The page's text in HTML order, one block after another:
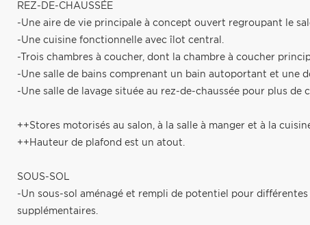
REZ-DE-CHAUSSÉE
-Une aire de vie principale à concept ouvert regroupant le
-Une cuisine fonctionnelle avec îlot central.
-Trois chambres à coucher, dont la chambre à coucher
-Une salle de bains comprenant un bain autoportant et une
-Une salle de lavage située au rez-de-chaussée pour plus de
++Stores motorisés au salon, à la salle à manger et à la
++Hauteur de plafond est un atout.
SOUS-SOL
-Un sous-sol aménagé et rempli de potentiel pour
supplémentaires.